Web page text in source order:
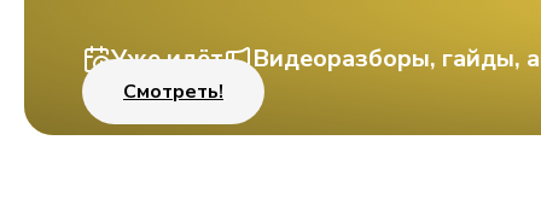
Уже идёт Видеоразборы, гайды,
Смотреть!